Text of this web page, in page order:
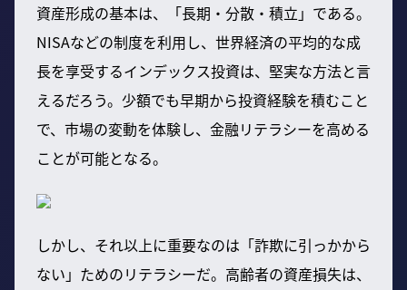
資産形成の基本は、「長期・分散・積立」である。
NISAなどの制度を利用し、世界経済の平均的な成
長を享受するインデックス投資は、堅実な方法と言
えるだろう。少額でも早期から投資経験を積むこと
で、市場の変動を体験し、金融リテラシーを高める
ことが可能となる。
しかし、それ以上に重要なのは「詐欺に引っかから
ない」ためのリテラシーだ。高齢者の資産損失は、